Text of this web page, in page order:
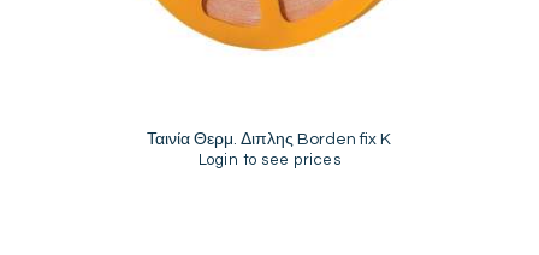
Ταινία Θερμ. Διπλης Borden fix K
Login to see prices